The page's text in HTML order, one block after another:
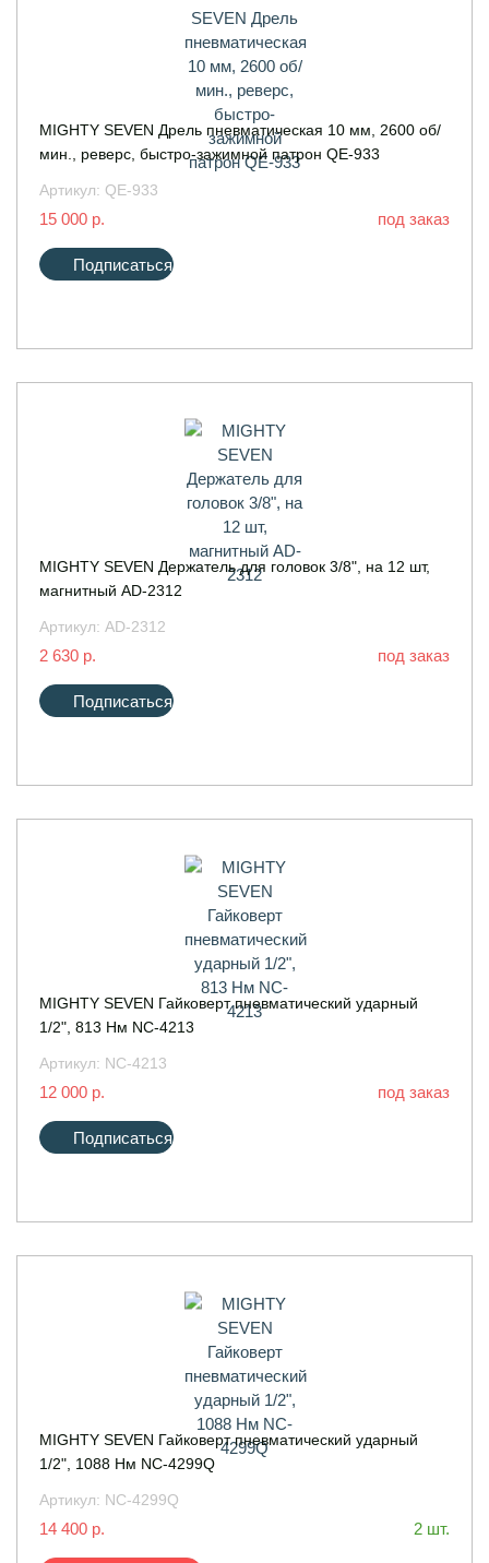
MIGHTY SEVEN Дрель пневматическая 10 мм, 2600 об/
мин., реверс, быстро-зажимной патрон QE-933
Артикул: QE-933
15 000 р. под заказ
Подписаться
MIGHTY SEVEN Держатель для головок 3/8", на 12 шт,
магнитный AD-2312
Артикул: AD-2312
2 630 р. под заказ
Подписаться
MIGHTY SEVEN Гайковерт пневматический ударный
1/2", 813 Нм NC-4213
Артикул: NC-4213
12 000 р. под заказ
Подписаться
MIGHTY SEVEN Гайковерт пневматический ударный
1/2", 1088 Нм NC-4299Q
Артикул: NC-4299Q
14 400 р. 2 шт.